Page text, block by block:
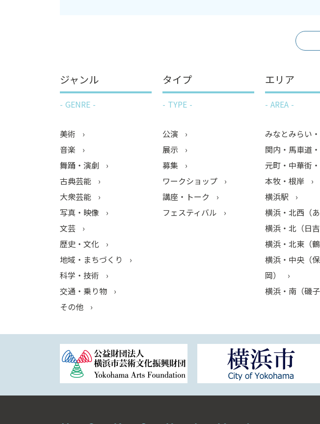
ジャンル
GENRE
美術
音楽
舞踊・演劇
古典芸能
大衆芸能
写真・映像
文芸
歴史・文化
地域・まちづくり
科学・技術
交通・乗り物
その他
タイプ
TYPE
公演
展示
募集
ワークショップ
講座・トーク
フェスティバル
エリア
AREA
みなとみらい
関内・馬車道
元町・中華街
本牧・根岸
横浜駅
横浜・北西（
横浜・北（日
横浜・北東（
横浜・中央（
岡）
横浜・南（磯